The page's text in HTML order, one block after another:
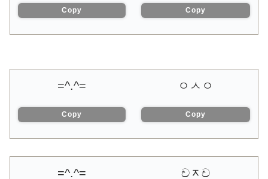
Copy
Copy
ㅇㅅㅇ
Copy
=^.^=
Copy
චᆽච
=^.^=